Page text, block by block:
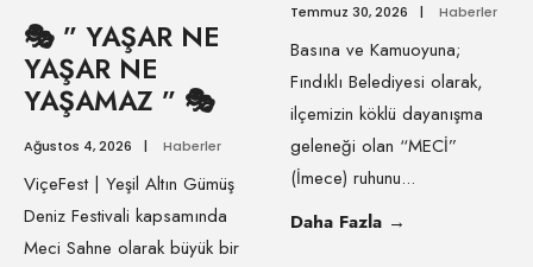
🎭 ” YAŞAR NE
YAŞAR NE
YAŞAMAZ ” 🎭
Ağustos 4, 2026 | Haberler
ViçeFest | Yeşil Altın Gümüş
Deniz Festivali kapsamında
Meci Sahne olarak büyük bir
Temmuz 30, 2026 | Haberler
Basına ve Kamuoyuna;
Fındıklı Belediyesi olarak,
ilçemizin köklü dayanışma
geleneği olan “MECİ”
(İmece) ruhunu...
Daha Fazla →